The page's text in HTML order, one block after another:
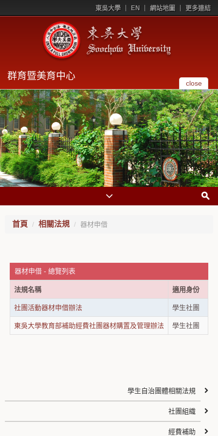
東吳大學 EN 網站地圖 更多連結
群育暨美育中心
close
首頁 相關法規 器材申借
器材申借 - 總覽列表
法規名稱 適用身份
社團活動器材申借辦法 學生社團
東吳大學教育部補助經費社團器材購置及管理辦法 學生社團
學生自治團體相關法規
社團組織
經費補助